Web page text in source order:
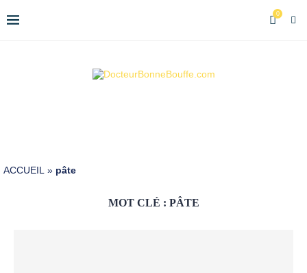
0
ACCUEIL » pâte
MOT CLÉ : PÂTE